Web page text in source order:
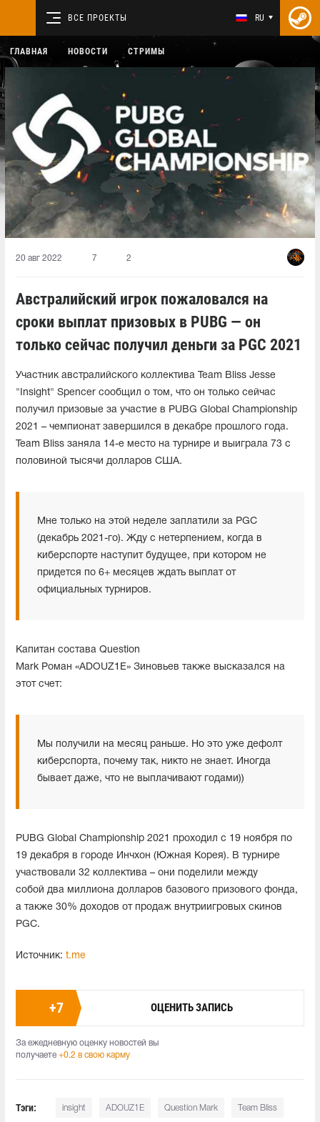
ВСЕ ПРОЕКТЫ RU
ГЛАВНАЯ НОВОСТИ СТРИМЫ
20 авг 2022 7 2
Австралийский игрок пожаловался на
сроки выплат призовых в PUBG — он
только сейчас получил деньги за PGC 2021
Участник австралийского коллектива Team Bliss Jesse
"Insight" Spencer сообщил о том, что он только сейчас
получил призовые за участие в PUBG Global Championship
2021 – чемпионат завершился в декабре прошлого года.
Team Bliss заняла 14-е место на турнире и выиграла 73 с
половиной тысячи долларов США.
Мне только на этой неделе заплатили за PGC
(декабрь 2021-го). Жду с нетерпением, когда в
киберспорте наступит будущее, при котором не
придется по 6+ месяцев ждать выплат от
официальных турниров.
Капитан состава Question
Mark Роман «ADOUZ1E» Зиновьев также высказался на
этот счет:
Мы получили на месяц раньше. Но это уже дефолт
киберспорта, почему так, никто не знает. Иногда
бывает даже, что не выплачивают годами))
PUBG Global Championship 2021 проходил с 19 ноября по
19 декабря в городе Инчхон (Южная Корея). В турнире
участвовали 32 коллектива – они поделили между
собой два миллиона долларов базового призового фонда,
а также 30% доходов от продаж внутриигровых скинов
PGC.
Источник: t.me
+7 ОЦЕНИТЬ ЗАПИСЬ
За ежедневную оценку новостей вы
получаете +0.2 в свою карму
Тэги: insight ADOUZ1E Question Mark Team Bliss